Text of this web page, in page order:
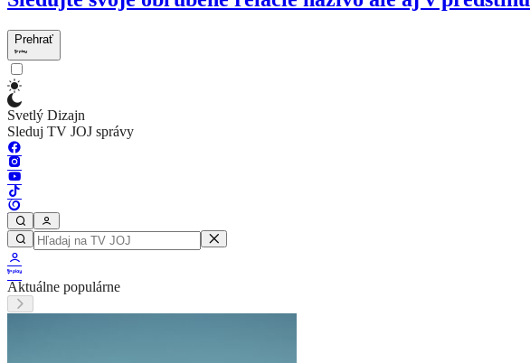
Prehrať
Svetlý Dizajn
Sleduj TV JOJ správy
Aktuálne populárne